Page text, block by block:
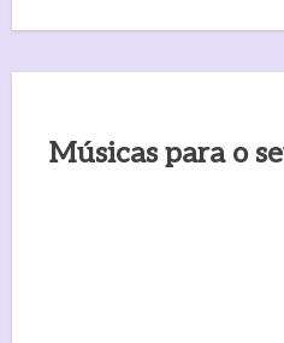
Músicas para o